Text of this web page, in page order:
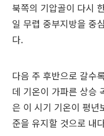
북쪽의 기압골이 다시
일 무렵 중부지방을 중
다.
다음 주 후반으로 갈수
데 기온이 가파른 상승
은 이 시기 기온이 평
준을 유지할 것으로 내